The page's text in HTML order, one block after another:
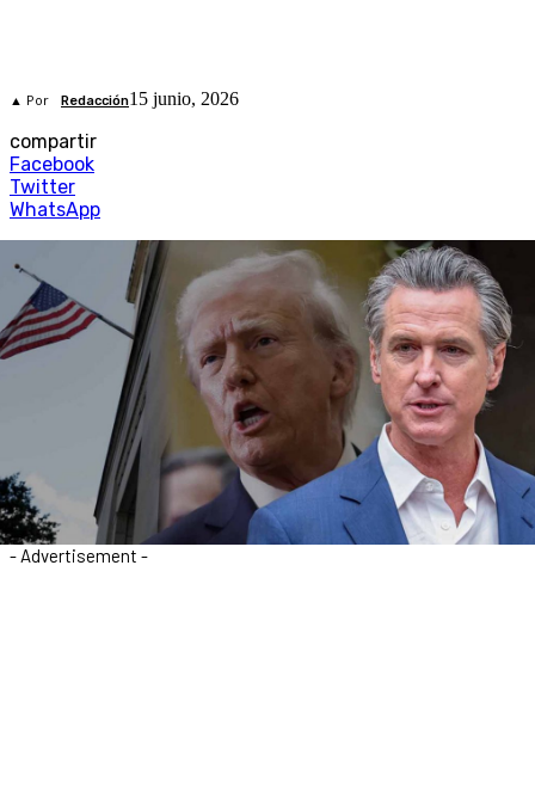
▲ Por Redacción15 junio, 2026
compartir
Facebook
Twitter
WhatsApp
- Advertisement -